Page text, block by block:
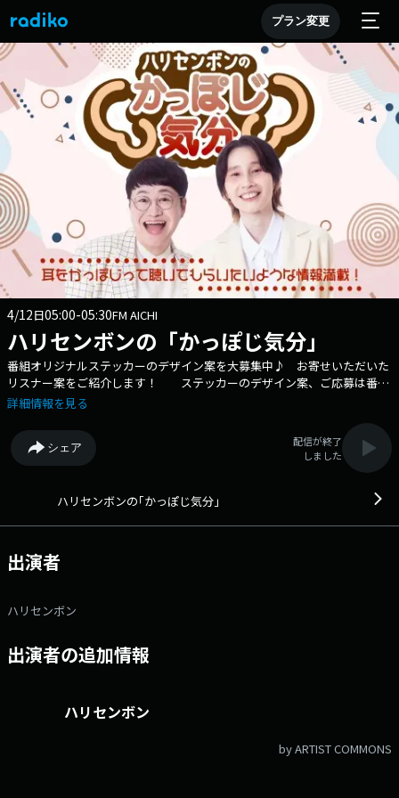
プラン変更
4/12日05:00-05:30FM AICHI
ハリセンボンの「かっぽじ気分」
番組オリジナルステッカーのデザイン案を大募集中♪ お寄せいただいた
リスナー案をご紹介します！ ステッカーのデザイン案、ご応募は番組
Ｘまで！ そして「究極の地味択」「大声はるか」「はるかのワーオ！」
投稿もお待ちしています！ 番組ホームページのメッセージフォームか
ら♪ ◆芸歴20周年を迎えるハリセンボン2人の初めての冠レギュラー
ラジオ。自由なトークを中心に、バラエティ企画やリスナーとの交流を通
みなさんに耳をかっぽじって聴いてもらいたいような、日本各地の＜グル
詳細情報を見る
シェア
配信が終了
しました
ハリセンボンの｢かっぽじ気分｣
出演者
ハリセンボン
出演者の追加情報
ハリセンボン
by ARTIST COMMONS